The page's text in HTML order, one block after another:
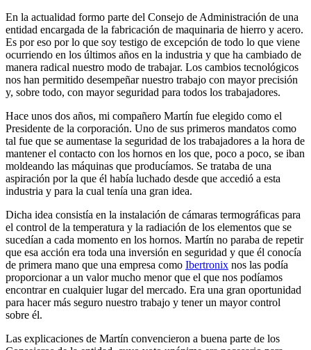
En la actualidad formo parte del Consejo de Administración de una
entidad encargada de la fabricación de maquinaria de hierro y acero.
Es por eso por lo que soy testigo de excepción de todo lo que viene
ocurriendo en los últimos años en la industria y que ha cambiado de
manera radical nuestro modo de trabajar. Los cambios tecnológicos
nos han permitido desempeñar nuestro trabajo con mayor precisión
y, sobre todo, con mayor seguridad para todos los trabajadores.
Hace unos dos años, mi compañero Martín fue elegido como el
Presidente de la corporación. Uno de sus primeros mandatos como
tal fue que se aumentase la seguridad de los trabajadores a la hora de
mantener el contacto con los hornos en los que, poco a poco, se iban
moldeando las máquinas que producíamos. Se trataba de una
aspiración por la que él había luchado desde que accedió a esta
industria y para la cual tenía una gran idea.
Dicha idea consistía en la instalación de cámaras termográficas para
el control de la temperatura y la radiación de los elementos que se
sucedían a cada momento en los hornos. Martín no paraba de repetir
que esa acción era toda una inversión en seguridad y que él conocía
de primera mano que una empresa como Ibertronix nos las podía
proporcionar a un valor mucho menor que el que nos podíamos
encontrar en cualquier lugar del mercado. Era una gran oportunidad
para hacer más seguro nuestro trabajo y tener un mayor control
sobre él.
Las explicaciones de Martín convencieron a buena parte de los